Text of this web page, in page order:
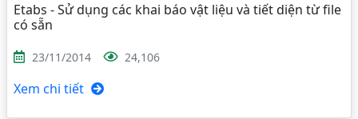
Etabs - Sử dụng các khai báo vật liệu và tiết diện từ file
có sẵn
23/11/2014 24,106
Xem chi tiết